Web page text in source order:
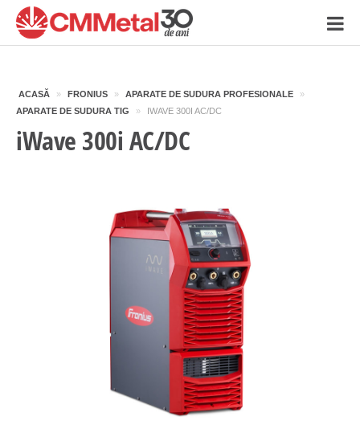
ACASĂ » FRONIUS » APARATE DE SUDURA PROFESIONALE
»
APARATE DE SUDURA TIG
» IWAVE 300I AC/DC
iWave 300i AC/DC